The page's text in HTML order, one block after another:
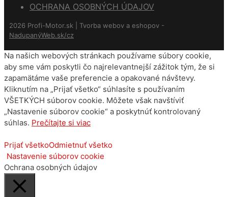
OCHRANA OSOBNÝCH ÚDAJOV
2026 Profi-Motor.sk | Tvorba webov a eshopov -
NadupanýWeb.sk/cz
Na našich webových stránkach používame súbory cookie,
aby sme vám poskytli čo najrelevantnejší zážitok tým, že si
zapamätáme vaše preferencie a opakované návštevy.
Kliknutím na „Prijať všetko“ súhlasíte s používaním
VŠETKÝCH súborov cookie. Môžete však navštíviť
„Nastavenie súborov cookie“ a poskytnúť kontrolovaný
súhlas. Prečítajte si viac
Prijať všetkoOdmietnuť všetko
Nastavenie súborov cookie
Ochrana osobných údajov